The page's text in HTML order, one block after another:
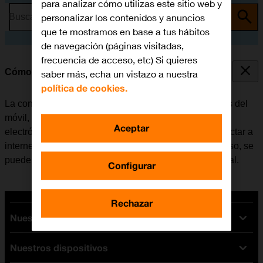
Busca por problema o tema
Cómo configurar el móvil para internet
La conexión de internet se utiliza en muchas funciones del
móvil, por ejemplo, al usar el navegador, recibir correo
electrónico, instalar apps, etc. La tablet se puede conectar a
internet una vez se
. Si no es el caso, se
puede configurar el móvil para internet de forma manual.
Nuestras tarifas
Tarifas Orange
Nuestros dispositivos
para analizar cómo utilizas este sitio web y
personalizar los contenidos y anuncios
que te mostramos en base a tus hábitos
de navegación (páginas visitadas,
frecuencia de acceso, etc) Si quieres
saber más, echa un vistazo a nuestra
política de cookies.
Configurar
Rechazar
Aceptar